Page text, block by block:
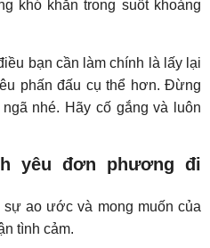
khó khăn trong suốt khoảng
bạn cần làm chính là lấy lại
phấn đấu cụ thể hơn. Đừng
nhé. Hãy cố gắng và luôn
yêu đơn phương đi
ao ước và mong muốn của
tình cảm.